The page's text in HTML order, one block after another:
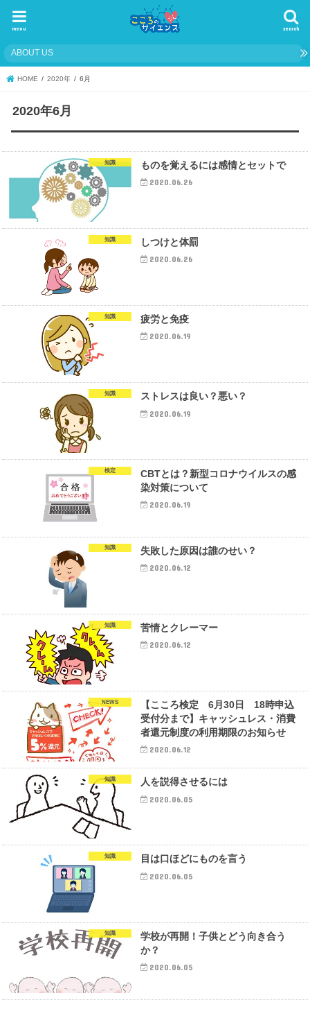
search
menu
ABOUT US
HOME 2020年 6月
2020年6月
知識 ものを覚えるには感情とセットで
2020.06.26
知識 しつけと体罰
2020.06.26
知識 疲労と免疫
2020.06.19
知識 ストレスは良い？悪い？
2020.06.19
検定
CBTとは？新型コロナウイルスの感
染対策について
2020.06.19
知識 失敗した原因は誰のせい？
2020.06.12
知識 苦情とクレーマー
2020.06.12
NEWS
【こころ検定 6月30日 18時申込
受付分まで】キャッシュレス・消費
者還元制度の利用期限のお知らせ
2020.06.12
知識 人を説得させるには
2020.06.05
知識 目は口ほどにものを言う
2020.06.05
知識
学校が再開！子供とどう向き合う
か？
2020.06.05